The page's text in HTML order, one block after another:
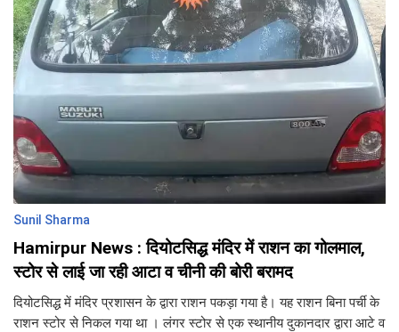
Sunil Sharma
Hamirpur News : दियोटसिद्ध मंदिर में राशन का गोलमाल,
स्टोर से लाई जा रही आटा व चीनी की बोरी बरामद
दियोटसिद्ध में मंदिर प्रशासन के द्वारा राशन पकड़ा गया है। यह राशन बिना पर्ची के
राशन स्टोर से निकल गया था । लंगर स्टोर से एक स्थानीय दुकानदार द्वारा आटे व